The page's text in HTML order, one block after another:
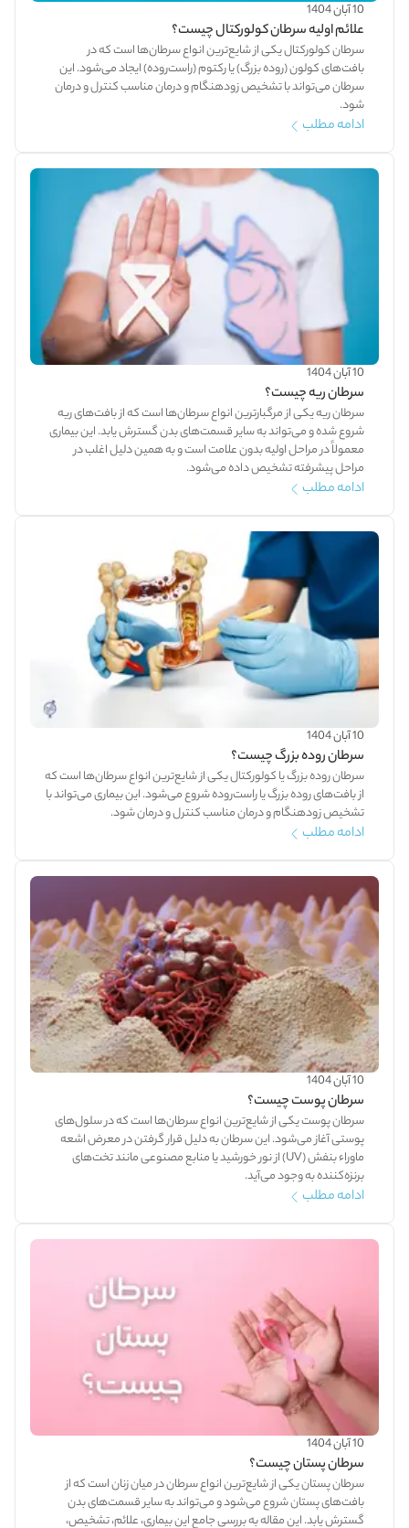
10 آبان 1404
علائم اولیه سرطان کولورکتال چیست؟
سرطان کولورکتال یکی از شایع‌ترین انواع سرطان‌ها است که در
بافت‌های کولون (روده بزرگ) یا رکتوم (راست‌روده) ایجاد می‌شود. این
سرطان می‌تواند با تشخیص زودهنگام و درمان مناسب کنترل و درمان
شود.
ادامه مطلب
10 آبان 1404
سرطان ریه چیست؟
سرطان ریه یکی از مرگبارترین انواع سرطان‌ها است که از بافت‌های ریه
شروع شده و می‌تواند به سایر قسمت‌های بدن گسترش یابد. این بیماری
معمولاً در مراحل اولیه بدون علامت است و به همین دلیل اغلب در
مراحل پیشرفته تشخیص داده می‌شود.
ادامه مطلب
10 آبان 1404
سرطان روده بزرگ چیست؟
سرطان روده بزرگ یا کولورکتال یکی از شایع‌ترین انواع سرطان‌ها است که
از بافت‌های روده بزرگ یا راست‌روده شروع می‌شود. این بیماری می‌تواند با
تشخیص زودهنگام و درمان مناسب کنترل و درمان شود.
ادامه مطلب
10 آبان 1404
سرطان پوست چیست؟
سرطان پوست یکی از شایع‌ترین انواع سرطان‌ها است که در سلول‌های
پوستی آغاز می‌شود. این سرطان به دلیل قرار گرفتن در معرض اشعه
ماوراء بنفش (UV) از نور خورشید یا منابع مصنوعی مانند تخت‌های
برنزه‌کننده به وجود می‌آید.
ادامه مطلب
10 آبان 1404
سرطان پستان چیست؟
سرطان پستان یکی از شایع‌ترین انواع سرطان در میان زنان است که از
بافت‌های پستان شروع می‌شود و می‌تواند به سایر قسمت‌های بدن
گسترش یابد. این مقاله به بررسی جامع این بیماری، علائم، تشخیص،